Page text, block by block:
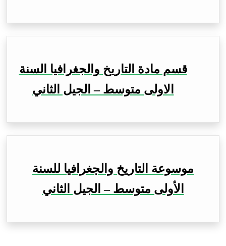
قسم مادة التاريخ والجغرافيا السنة
الاولى متوسط – الجيل الثاني
موسوعة التاريخ والجغرافيا للسنة
الأولى متوسط – الجيل الثاني